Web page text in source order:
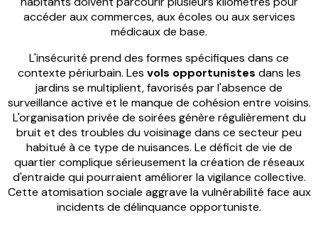
accéder aux commerces, aux écoles ou aux services
médicaux de base.
L'insécurité prend des formes spécifiques dans ce
contexte périurbain. Les vols opportunistes dans les
jardins se multiplient, favorisés par l'absence de
surveillance active et le manque de cohésion entre voisins.
L'organisation privée de soirées génère régulièrement du
bruit et des troubles du voisinage dans ce secteur peu
habitué à ce type de nuisances. Le déficit de vie de
quartier complique sérieusement la création de réseaux
d'entraide qui pourraient améliorer la vigilance collective.
Cette atomisation sociale aggrave la vulnérabilité face aux
incidents de délinquance opportuniste.